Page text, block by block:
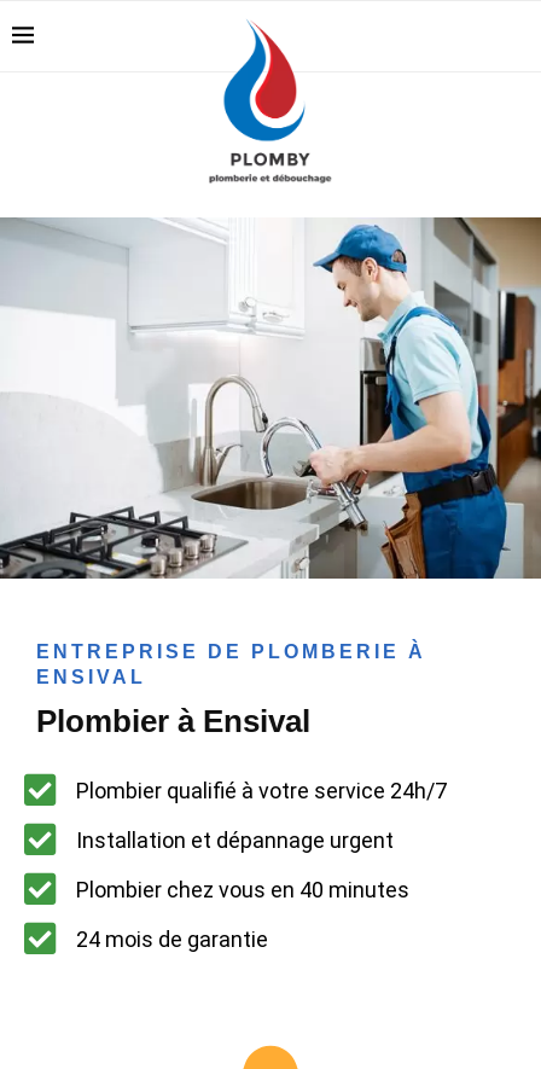
ENTREPRISE DE PLOMBERIE À
ENSIVAL
Plombier à Ensival
Plombier qualifié à votre service 24h/7
Installation et dépannage urgent
Plombier chez vous en 40 minutes
24 mois de garantie